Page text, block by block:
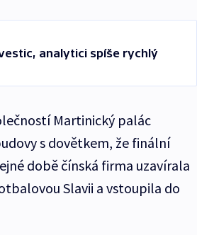
analytici spíše rychlý
Martinický palác
s dovětkem, že finální
době čínská firma uzavírala
Slavii a vstoupila do